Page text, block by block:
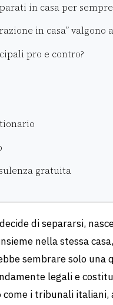
in casa per
in casa” valgono
pro e contro?
gratuita
di separarsi,
nella stessa
sembrare solo una
legali e
i tribunali